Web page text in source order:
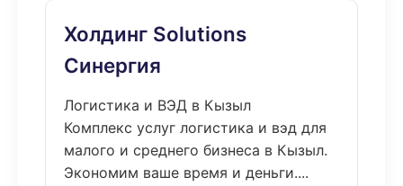
Холдинг Solutions
Синергия
Логистика и ВЭД в Кызыл
Комплекс услуг логистика и вэд для
малого и среднего бизнеса в Кызыл.
Экономим ваше время и деньги....